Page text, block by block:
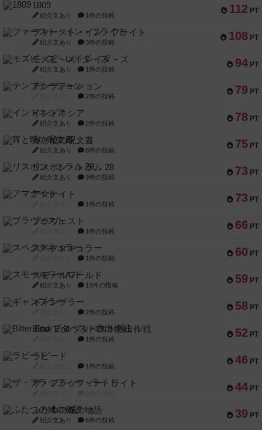
112 PT
1809
紹介文あり 1件の投稿
108 PT
ファースト・イン・フライト
紹介文あり 3件の投稿
94 PT
モズビ－ズ・レイダ－ズ
紹介文あり 1件の投稿
79 PT
テンプテーション
2件の投稿
78 PT
インドネシア
紹介文あり 2件の投稿
75 PT
宵と暁の呪文書
紹介文あり 8件の投稿
73 PT
リスボン・トラム 28
紹介文あり 9件の投稿
73 PT
アマナイト
1件の投稿
66 PT
ブラヴェスト
1件の投稿
60 PT
スペクタキュラー
1件の投稿
59 PT
スモールワールド
紹介文あり 13件の投稿
58 PT
ギャンブラー
2件の投稿
52 PT
Bitter End ブタペスト救出作戦
1件の投稿
46 PT
ラピード
1件の投稿
44 PT
ザ・フラッフィー・ライト
39 PT
ふたつの城の物語
紹介文あり 6件の投稿